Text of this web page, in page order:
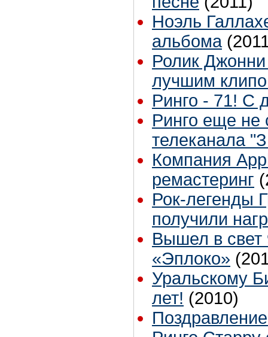
Ноэль
альбома
Ролик
лучшим
Ринго - 71! С
Ринго еще не
телеканала
Компания
ремастеринг
Рок-легенды
получили
Вышел в свет
«Эплоко»
Уральскому
лет! (2010)